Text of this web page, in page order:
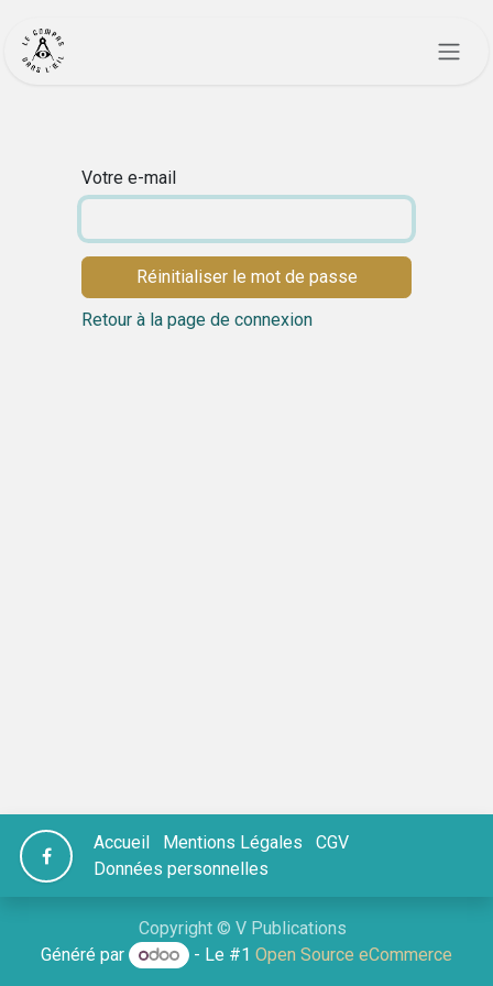
Votre e-mail
Réinitialiser le mot de passe
Retour à la page de connexion
Accueil Mentions Légales
CGV
Données personnelles
Copyright © V Publications
Généré par
- Le #1 Open Source eCommerce